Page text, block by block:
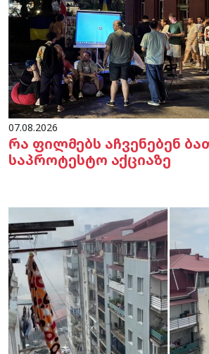
07.08.2026
რა ფილმებს აჩვენებენ
საპროტესტო აქციაზე